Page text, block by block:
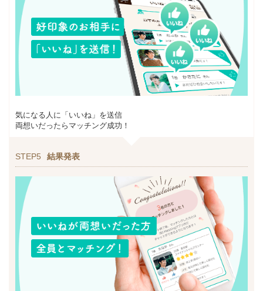
気になる人に「いいね」を送信
両想いだったらマッチング成功！
STEP5 結果発表